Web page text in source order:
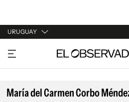
URUGUAY
URUGUAY
ARGENTINA
ESPAÑA
María del Carmen Corbo